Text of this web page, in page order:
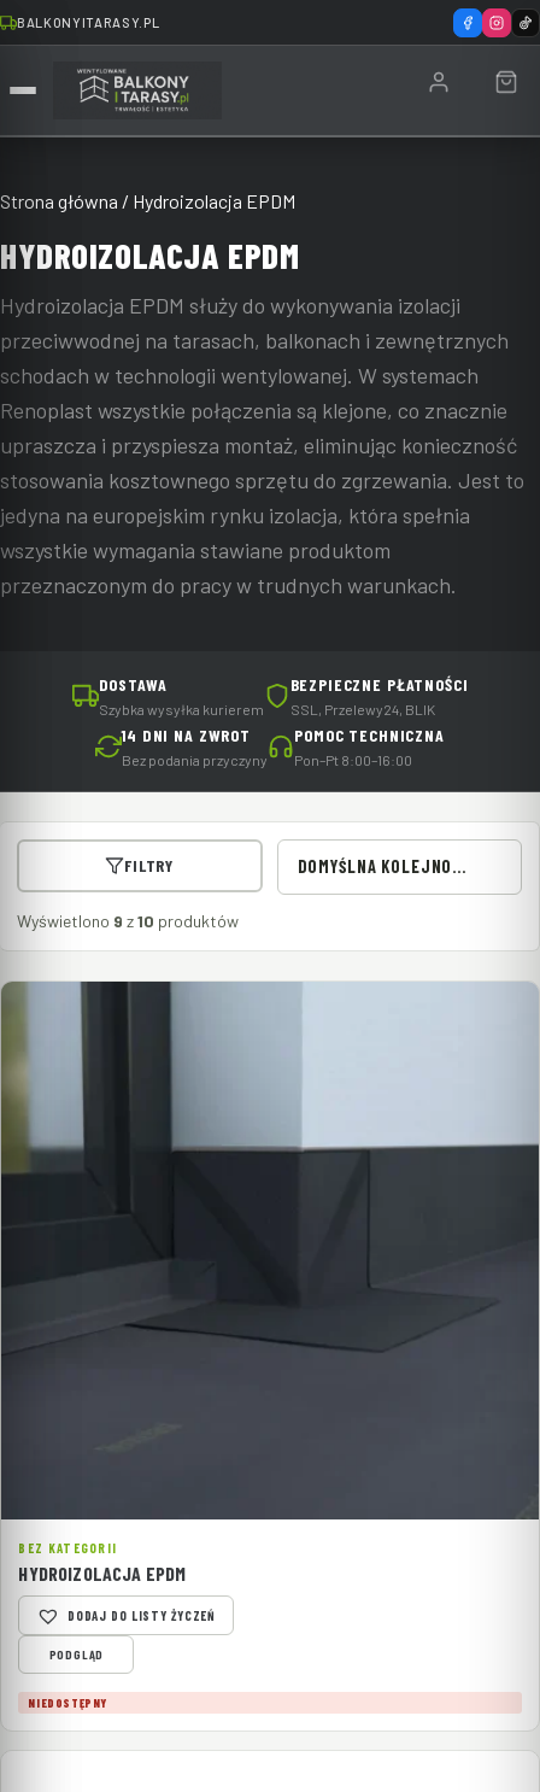
BALKONYITARASY.PL
Strona główna / Hydroizolacja EPDM
HYDROIZOLACJA EPDM
Hydroizolacja EPDM służy do wykonywania izolacji
przeciwwodnej na tarasach, balkonach i zewnętrznych
schodach w technologii wentylowanej. W systemach
Renoplast wszystkie połączenia są klejone, co znacznie
upraszcza i przyspiesza montaż, eliminując konieczność
stosowania kosztownego sprzętu do zgrzewania. Jest to
jedyna na europejskim rynku izolacja, która spełnia
wszystkie wymagania stawiane produktom
przeznaczonym do pracy w trudnych warunkach.
DOSTAWA
Szybka wysyłka kurierem
BEZPIECZNE PŁATNOŚCI
SSL, Przelewy24, BLIK
14 DNI NA ZWROT
Bez podania przyczyny
POMOC TECHNICZNA
Pon–Pt 8:00–16:00
FILTRY
Wyświetlono 9 z10 produktów
DOMYŚLNA KOLEJNOŚĆ
BEZ KATEGORII
HYDROIZOLACJA EPDM
DODAJ DO LISTY ŻYCZEŃ
PODGLĄD
NIEDOSTĘPNY